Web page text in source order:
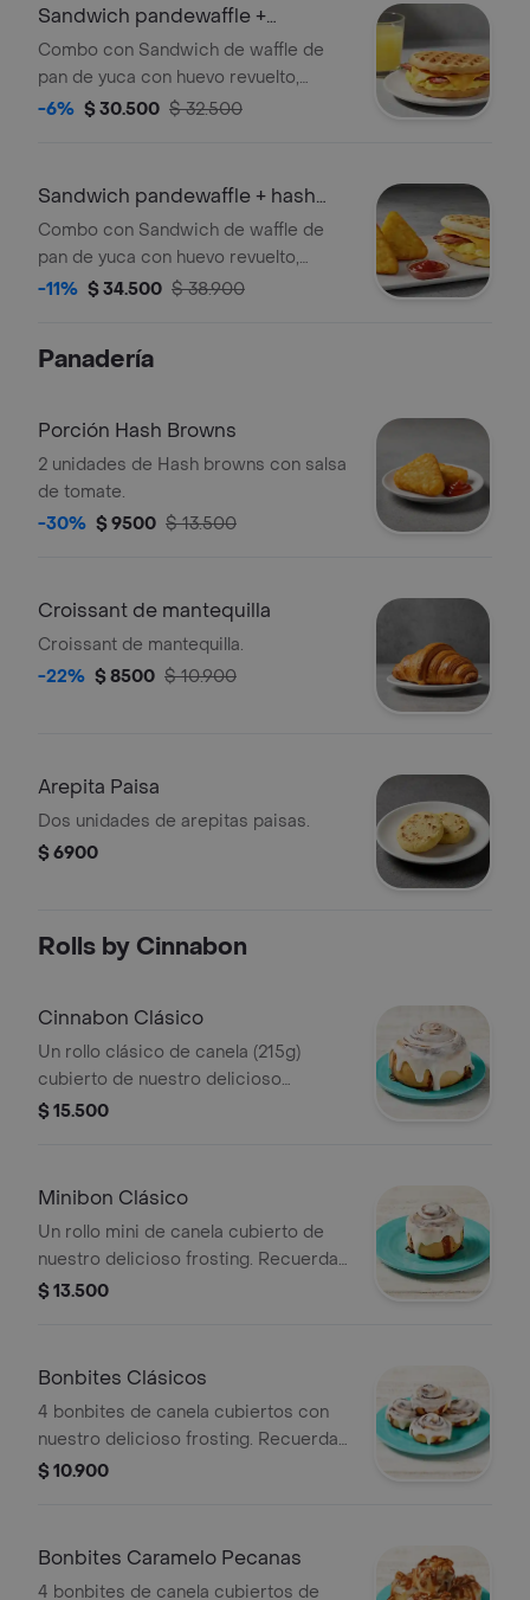
Sandwich pandewaffle +
limonada
Combo con Sandwich de waffle de
pan de yuca con huevo revuelto,
queso cheddar, tocineta crocante y
-6% $ 30.500 $ 32.500
Sandwich pandewaffle + hash
brown
Combo con Sandwich de waffle de
pan de yuca con huevo revuelto,
queso cheddar, tocineta crocante y
-11% $ 34.500 $ 38.900
Panadería
Porción Hash Browns
2 unidades de Hash browns con salsa
de tomate.
-30% $ 9500 $ 13.500
Croissant de mantequilla
Croissant de mantequilla.
-22% $ 8500 $ 10.900
Arepita Paisa
Dos unidades de arepitas paisas.
$ 6900
Rolls by Cinnabon
Cinnabon Clásico
Un rollo clásico de canela (215g)
cubierto de nuestro delicioso
frosting. Recuerda calentarlo 30s en
$ 15.500
Minibon Clásico
Un rollo mini de canela cubierto de
nuestro delicioso frosting. Recuerda
calentarlo 20s en el microondas.
$ 13.500
Bonbites Clásicos
4 bonbites de canela cubiertos con
nuestro delicioso frosting. Recuerda
calentarlos 10s en el microondas.
$ 10.900
Bonbites Caramelo Pecanas
4 bonbites de canela cubiertos de